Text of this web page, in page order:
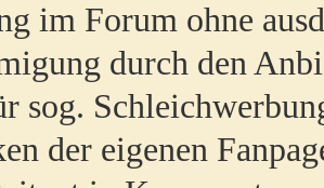
im Forum ohne
durch den
sog.
der eigenen